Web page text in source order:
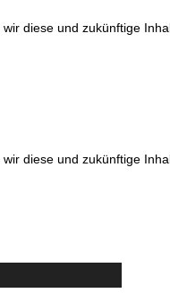
diese und zukünftige
diese und zukünftige